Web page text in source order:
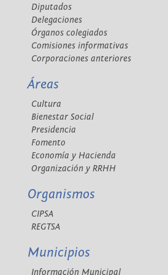
Diputados
Delegaciones
Órganos colegiados
Comisiones informativas
Corporaciones anteriores
Áreas
Cultura
Bienestar Social
Presidencia
Fomento
Economía y Hacienda
Organización y RRHH
Organismos
CIPSA
REGTSA
Municipios
Información Municipal